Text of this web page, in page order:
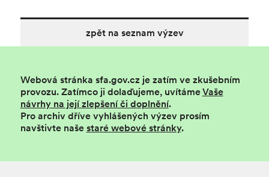
zpět na seznam výzev
Webová stránka sfa.gov.cz je zatím ve zkušebním
provozu.Zatímco ji dolaďujeme, uvítámeVaše
návrhy na její zlepšení či doplnění.
Pro archiv dříve vyhlášených výzev prosím
navštivte naše staré webové stránky.